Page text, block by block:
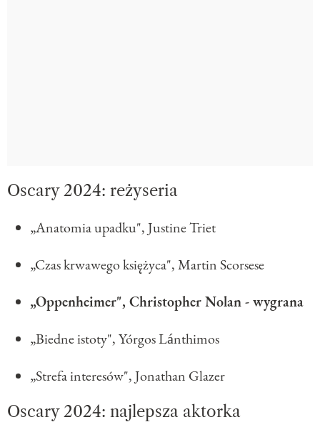
Oscary 2024: reżyseria
„Anatomia upadku", Justine Triet
„Czas krwawego księżyca", Martin Scorsese
„Oppenheimer", Christopher Nolan - wygrana
„Biedne istoty", Yórgos Lánthimos
„Strefa interesów", Jonathan Glazer
Oscary 2024: najlepsza aktorka